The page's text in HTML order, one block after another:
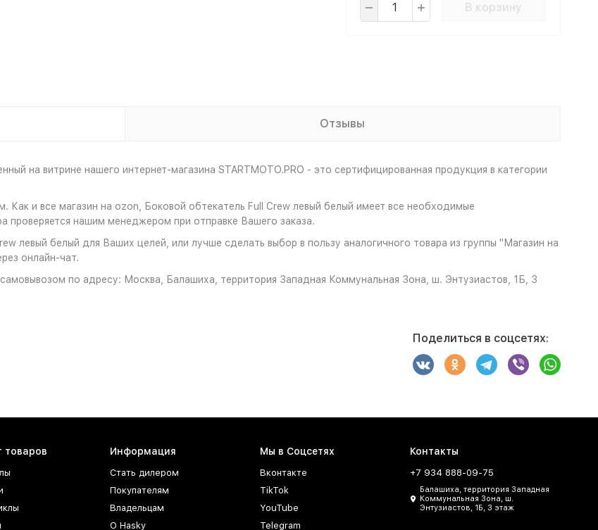
В корзину
Отзывы
на витрине нашего интернет-магазина STARTMOTO.PRO - это сертифицированная продукция в категории
Как и все магазин на ozon, Боковой обтекатель Full Crew левый белый имеет все необходимые
проверяется нашим менеджером при отправке Вашего заказа.
левый белый для Ваших целей, или лучше сделать выбор в пользу аналогичного товара из группы "Магазин на
онлайн-чат.
по адресу: Москва, Балашиха, территория Западная Коммунальная Зона, ш. Энтузиастов, 1Б, 3
Поделиться в соцсетях:
товаров Информация
Стать дилером
Покупателям
Владельцам
О Hasky
Мы в Соцсетях
Вконтакте
TikTok
YouTube
Telegram
Контакты
+7 934 888-09-75
Балашиха, территория Западная
Коммунальная Зона, ш.
Энтузиастов, 1Б, 3 этаж